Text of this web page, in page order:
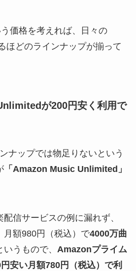
価格を考えれば、日々の
ほどのラインナップが揃って
が200円安く利用で
ナップでは物足りないという
「Amazon Music Unlimited」
信サービスの例に漏れず、
月額980円（税込）で4000万曲
うもので、 Amazonプライム
安い月額780円（税込）で利